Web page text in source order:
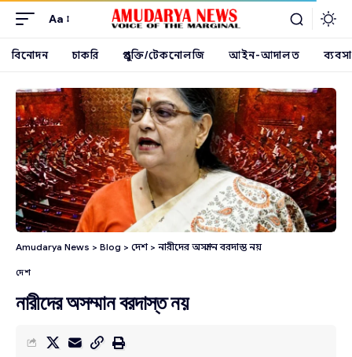
Aa
বিনোদন চাকরি প্রযুক্তি/টেকনোলজি আইন-আদালত ব্যবসা
Amudarya News > Blog > দেশ> নারীদের অসম্মান বরদাস্ত নয়
দেশ
নারীদের অসম্মান বরদাস্ত নয়